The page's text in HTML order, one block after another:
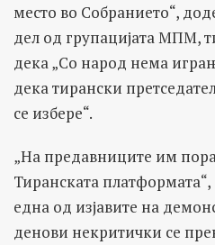
место во Собранието“,
дел од групацијата МПМ,
дека „Со народ нема
дека тирански
се избере“.
„На предавниците им
Тиранската платформата“,
една од изјавите на
денови некритички се